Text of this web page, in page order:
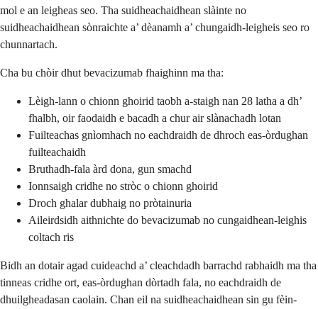
mol e an leigheas seo. Tha suidheachaidhean slàinte no
suidheachaidhean sònraichte a’ dèanamh a’ chungaidh-leigheis seo ro
chunnartach.
Cha bu chòir dhut bevacizumab fhaighinn ma tha:
Lèigh-lann o chionn ghoirid taobh a-staigh nan 28 latha a dh’
fhalbh, oir faodaidh e bacadh a chur air slànachadh lotan
Fuilteachas gnìomhach no eachdraidh de dhroch eas-òrdughan
fuilteachaidh
Bruthadh-fala àrd dona, gun smachd
Ionnsaigh cridhe no stròc o chionn ghoirid
Droch ghalar dubhaig no pròtainuria
Aileirdsidh aithnichte do bevacizumab no cungaidhean-leighis
coltach ris
Bidh an dotair agad cuideachd a’ cleachdadh barrachd rabhaidh ma tha
tinneas cridhe ort, eas-òrdughan dòrtadh fala, no eachdraidh de
dhuilgheadasan caolain. Chan eil na suidheachaidhean sin gu fèin-